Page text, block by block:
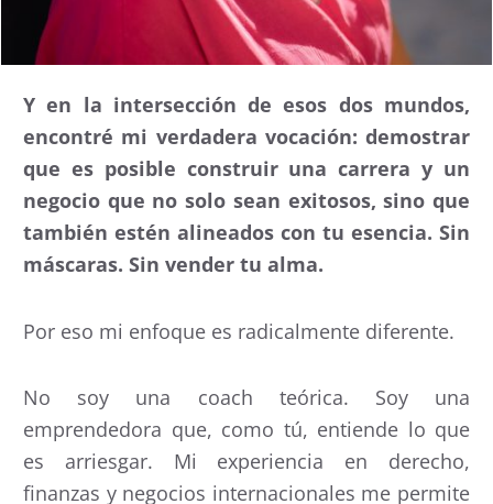
Y en la intersección de esos dos mundos,
encontré mi verdadera vocación: demostrar
que es posible construir una carrera y un
negocio que no solo sean exitosos, sino que
también estén alineados con tu esencia. Sin
máscaras. Sin vender tu alma.
Por eso mi enfoque es radicalmente diferente.
No soy una coach teórica. Soy una
emprendedora que, como tú, entiende lo que
es arriesgar. Mi experiencia en derecho,
finanzas y negocios internacionales me permite